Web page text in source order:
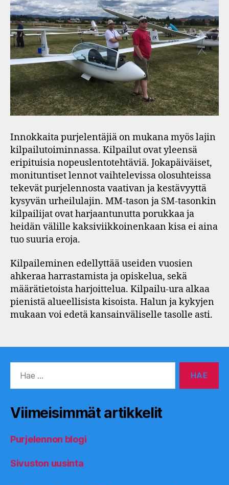
Innokkaita purjelentäjiä on mukana myös lajin
kilpailutoiminnassa. Kilpailut ovat yleensä
eripituisia nopeuslentotehtäviä. Jokapäiväiset,
monituntiset lennot vaihtelevissa olosuhteissa
tekevät purjelennosta vaativan ja kestävyyttä
kysyvän urheilulajin. MM-tason ja SM-tasonkin
kilpailijat ovat harjaantunutta porukkaa ja
heidän välille kaksiviikkoinenkaan kisa ei aina
tuo suuria eroja.
Kilpaileminen edellyttää useiden vuosien
ahkeraa harrastamista ja opiskelua, sekä
määrätietoista harjoittelua. Kilpailu-ura alkaa
pienistä alueellisista kisoista. Halun ja kykyjen
mukaan voi edetä kansainväliselle tasolle asti.
Viimeisimmät artikkelit
Purjelennon blogi
Sivuston uusinta